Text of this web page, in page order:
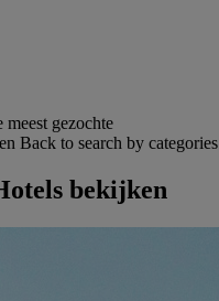
gezochte
Back to search by categories
bekijken